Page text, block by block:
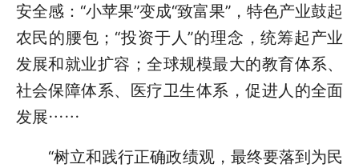
安全感：“小苹果”变成“致富果”，特色产业鼓起
农民的腰包；“投资于人”的理念，统筹起产业
发展和就业扩容；全球规模最大的教育体系、
社会保障体系、医疗卫生体系，促进人的全面
发展……
“树立和践行正确政绩观，最终要落到为民